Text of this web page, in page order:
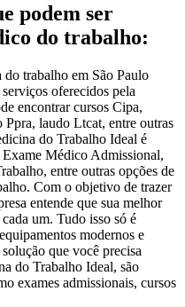
podem ser
do trabalho:
do trabalho em São Paulo
oferecidos pela
encontrar cursos Cipa,
Ppra, laudo Ltcat, entre outras
do Trabalho Ideal é
Médico Admissional,
entre outras opções de
Com o objetivo de trazer
entende que sua melhor
um. Tudo isso só é
modernos e
que você precisa
do Trabalho Ideal, são
exames admissionais, cursos